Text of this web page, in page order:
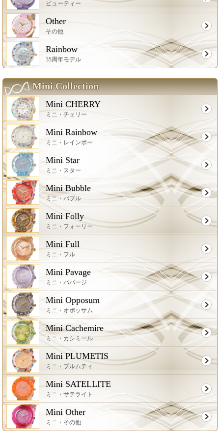
ビューティー
Other
その他
Rainbow
35周年モデル
Mini Collection
Mini CHERRY
ミニ・チェリー
Mini Rainbow
ミニ・レインボー
Mini Star
ミニ・スター
Mini Bubble
ミニ・バブル
Mini Folly
ミニ・フォーリー
Mini Full
ミニ・フル
Mini Pavage
ミニ・パバージ
Mini Opposum
ミニ・オポッサム
Mini Cachemire
ミニ・カシミール
Mini PLUMETIS
ミニ・プルムティ
Mini SATELLITE
ミニ・サテライト
Mini Other
ミニ・その他